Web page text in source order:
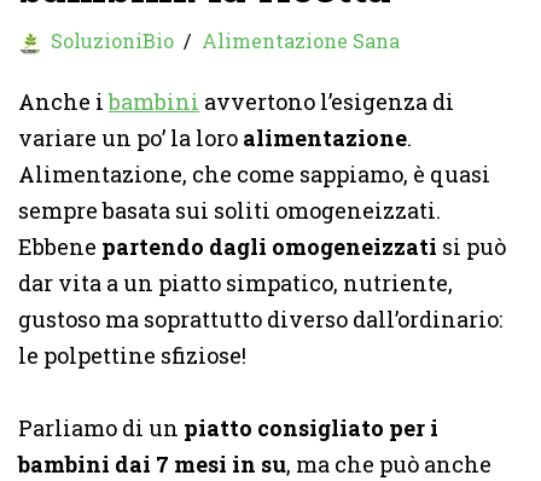
SoluzioniBio Alimentazione Sana
Anche ibambini avvertono l’esigenza di
variare un po’ la loro alimentazione.
Alimentazione, che come sappiamo, è quasi
sempre basata sui soliti omogeneizzati.
Ebbene partendo dagli omogeneizzati si può
dar vita a un piatto simpatico, nutriente,
gustoso ma soprattutto diverso dall’ordinario:
le polpettine sfiziose!
Parliamo di un piatto consigliato per i
bambini dai 7 mesi in su, ma che può anche